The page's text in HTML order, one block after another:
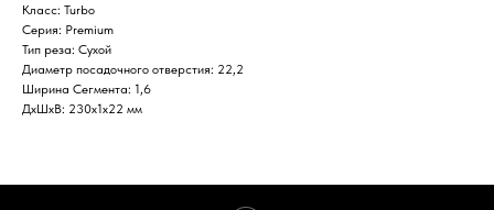
Класс: Turbo
Серия: Premium
Тип реза: Сухой
Диаметр посадочного отверстия: 22,2
Ширина Сегмента: 1,6
ДxШxВ: 230x1x22 мм